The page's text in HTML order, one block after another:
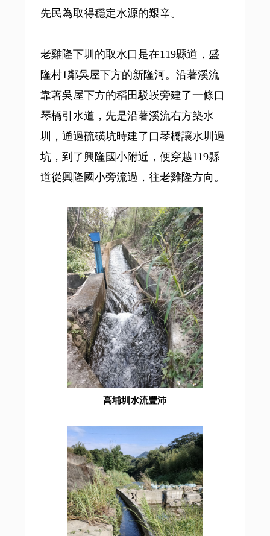
先民為取得穩定水源的艱辛。
老雞隆下圳的取水口是在119縣道，盛
隆村1鄰吳屋下方的新隆河。沿著溪流
靠著吳屋下方的稻田駁崁旁建了一條口
琴橋引水道，先是沿著溪流右方築水
圳，通過硫磺坑時建了口琴橋讓水圳過
坑，到了興隆國小附近，便穿越119縣
道從興隆國小旁流過，往老雞隆方向。
高埔圳水流豐沛